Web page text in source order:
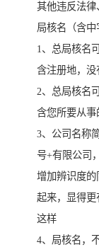
其他违反法律
局核名（含中
1、总局核名
含注册地，没
2、总局核名
含您所要从事
3、公司名称
号+有限公司
增加辨识度
起来，显得
这样
4、局核名，